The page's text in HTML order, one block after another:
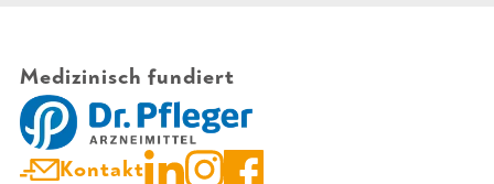
Medizinisch fundiert
Kontakt